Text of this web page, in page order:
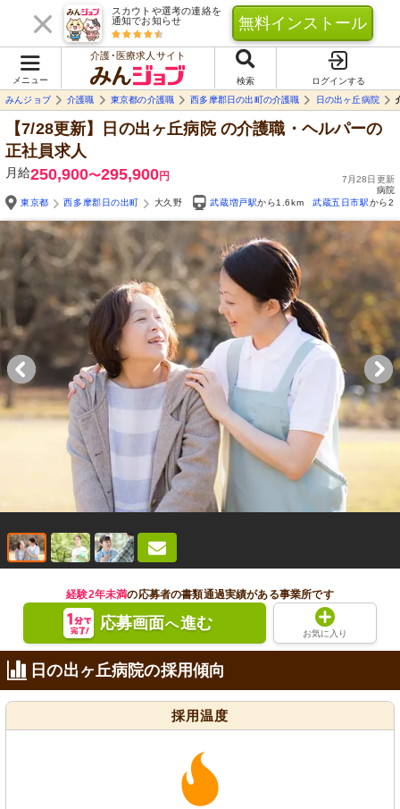
スカウトや選考の連絡を
通知でお知らせ
無料インストール
メニュー
介護･医療求人サイト
検索
ログインする
みんジョブ
介護職 東京都の介護職 西多摩郡日の出町の介護職 日の出ヶ丘病院
【7/28更新】日の出ヶ丘病院の介護職・ヘルパーの
正社員求人
月給250,900〜295,900円
7月28日更新
病院
東京都
西多摩郡日の出町 大久野 武蔵増戸駅から1.6km 武蔵五日市駅から
経験2年未満の応募者の書類通過実績がある事業所です
応募画面へ進む
お気に入り
日の出ヶ丘病院の採用傾向
採用温度